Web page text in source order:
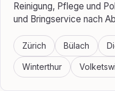
Reinigung, Pflege und
und Bringservice nach
Zürich Bülach
Winterthur